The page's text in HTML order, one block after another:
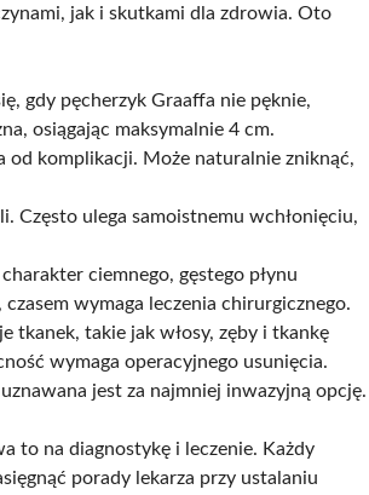
jak i skutkami dla zdrowia. Oto
gdy pęcherzyk Graaffa nie pęknie,
osiągając maksymalnie 4 cm.
komplikacji. Może naturalnie zniknąć,
ulega samoistnemu wchłonięciu,
ciemnego, gęstego płynu
wymaga leczenia chirurgicznego.
takie jak włosy, zęby i tkankę
wymaga operacyjnego usunięcia.
jest za najmniej inwazyjną opcję.
to na diagnostykę i leczenie. Każdy
porady lekarza przy ustalaniu